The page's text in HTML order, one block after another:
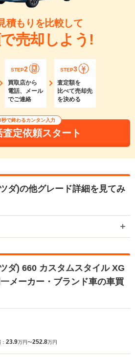
積もりを比較して
売却しよう!
STEP2
買取店から
電話、メール
でご連絡
STEP3
査定額を
比べて売却先
を決める
秒で終わるカンタン入力
査定依頼スタート
ダ)の他グレード詳細を見てみ
ダ) 660 カスタムスタイル XG
メーカー・ブランド車の車買
23.9万円〜252.8万円